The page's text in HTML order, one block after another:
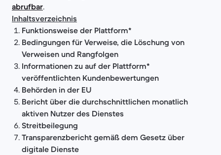
abrufbar.
Inhaltsverzeichnis
Funktionsweise der Plattform*
Bedingungen für Verweise, die Löschung von
Verweisen und Rangfolgen
Informationen zu auf der Plattform*
veröffentlichten Kundenbewertungen
Behörden in der EU
Bericht über die durchschnittlichen monatlich
aktiven Nutzer des Dienstes
Streitbeilegung
Transparenzbericht gemäß dem Gesetz über
digitale Dienste